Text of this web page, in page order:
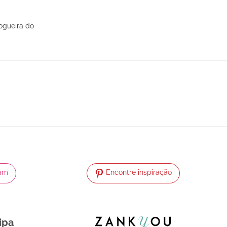
do
Encontre inspiração